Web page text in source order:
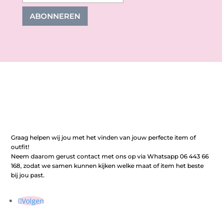
ABONNEREN
Graag helpen wij jou met het vinden van jouw perfecte item of
outfit!
Neem daarom gerust contact met ons op via Whatsapp 06 443 66
168, zodat we samen kunnen kijken welke maat of item het beste
bij jou past.
Volgen